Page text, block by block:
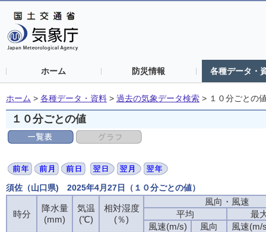
ホーム 防災情報 各種データ・
ホーム > 各種データ・資料 > 過去の気象データ検索 > １０分ごとの
１０分ごとの値
須佐（山口県) 2025年4月27日（１０分ごとの値）
時分
降水量
(mm)
気温
(℃)
相対湿度
(％)
風向・風速
平均
最
風速(m/s)
風向
風速(m/